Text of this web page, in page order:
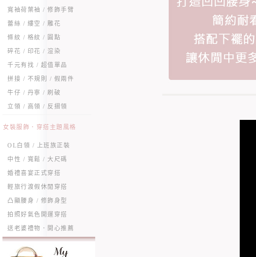
寬袖荷葉袖 / 修飾手臂
蕾絲 / 縷空 / 雕花
條紋 / 格紋 / 圓點
碎花 / 印花 / 渲染
千元有找 / 超值單品
拼接 / 不規則 / 假兩件
牛仔 / 丹寧 / 刷破
立領 / 高領 / 反摺領
女裝服飾．穿搭主題風格
OL白領 / 上班族正裝
中性 / 寬鬆 / 大尺碼
婚禮喜宴正式穿搭
輕旅行渡假休閒穿搭
凸顯腰身 / 修飾身型
拍照好氣色開運穿搭
送老婆禮物．開心推薦